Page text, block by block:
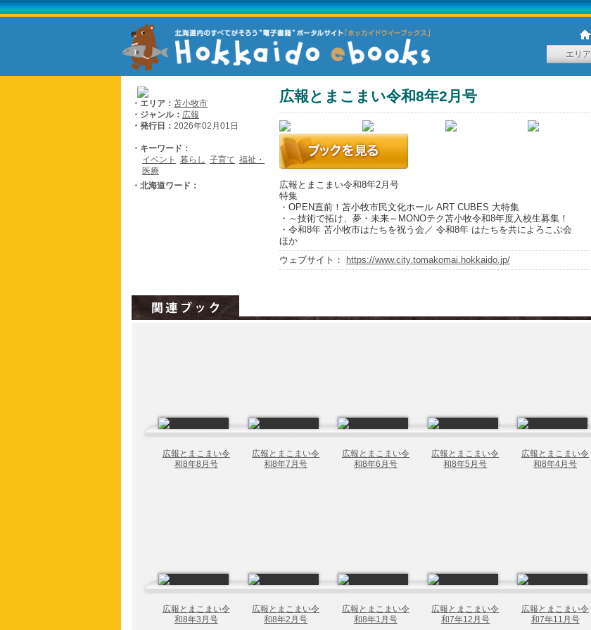
エリア
・エリア： 苫小牧市
・ジャンル： 広報
・発行日： 2026年02月01日
・キーワード：
イベント
暮らし 子育て 福祉・
医療
・北海道ワード：
広報とまこまい令和8年2月号
広報とまこまい令和8年2月号
特集
・OPEN直前！苫小牧市民文化ホール ART CUBES 大特集
・～技術で拓け、夢・未来～MONOテク苫小牧令和8年度入校生募集！
・令和8年 苫小牧市はたちを祝う会／ 令和8年 はたちを共によろこぶ会
ほか
ウェブサイト： https://www.city.tomakomai.hokkaido.jp/
広報とまこまい令
和8年8月号
広報とまこまい令
和8年7月号
広報とまこまい令
和8年6月号
広報とまこまい令
和8年5月号
広報とまこまい令
和8年4月号
広報とまこまい令
和8年3月号
広報とまこまい令
和8年2月号
広報とまこまい令
和8年1月号
広報とまこまい令
和7年12月号
広報とまこまい令
和7年11月号